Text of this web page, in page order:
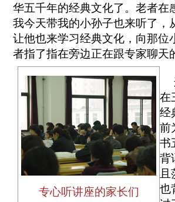
华五千年的经典文化了。老者在
我今天带我的小孙子也来听了，
让他也来学习经典文化，向那位
者指了指在旁边正在跟专家聊天
专心听讲座的家长们
在
经
前
书
背
也